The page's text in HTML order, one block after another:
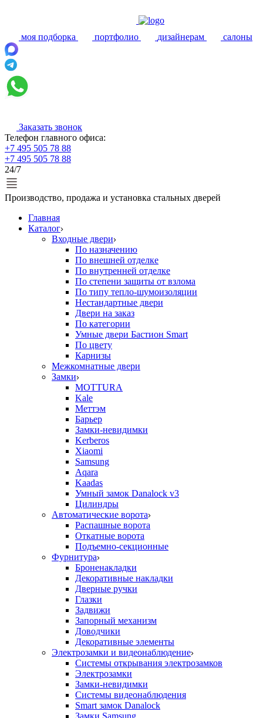
моя подборка портфолио дизайнерам салоны
Заказать звонок
Телефон главного офиса:
+7 495 505 78 88
+7 495 505 78 88
24/7
Производство, продажа и установка стальных дверей
Главная
Каталог
Входные двери
По назначению
По внешней отделке
По внутренней отделке
По степени защиты от взлома
По типу тепло-шумоизоляции
Нестандартные двери
Двери на заказ
По категории
Умные двери Бастион Smart
По цвету
Карнизы
Межкомнатные двери
Замки
MOTTURA
Kale
Меттэм
Барьер
Замки-невидимки
Kerberos
Xiaomi
Samsung
Aqara
Kaadas
Умный замок Danalock v3
Цилиндры
Автоматические ворота
Распашные ворота
Откатные ворота
Подъемно-секционные
Фурнитура
Броненакладки
Декоративные накладки
Дверные ручки
Глазки
Задвижи
Запорный механизм
Доводчики
Декоративные элементы
Электрозамки и видеонаблюдение
Системы открывания электрозамков
Электрозамки
Замки-невидимки
Системы видеонаблюдения
Smart замок Danalock
Замки Samsung